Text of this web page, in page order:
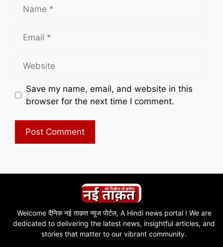
Save my name, email, and website in this
browser for the next time I comment.
Welcome दैनिक नई ताक़त न्यूज पोर्टल, A Hindi news portal ! We are
dedicated to delivering the latest news, insightful articles, and
stories that matter to our vibrant community.